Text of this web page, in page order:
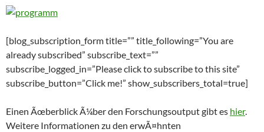
[blog_subscription_form title=”” title_following=”You are
already subscribed” subscribe_text=””
subscribe_logged_in=”Please click to subscribe to this site”
subscribe_button=”Click me!” show_subscribers_total=true]
Einen Ãœberblick Ã¼ber den Forschungsoutput gibt es hier.
Weitere Informationen zu den erwÃ¤hnten